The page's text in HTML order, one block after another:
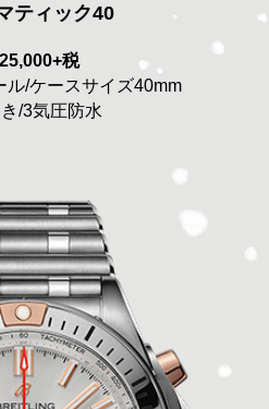
ティック40
税
ル/ケースサイズ40mm
/3気圧防水